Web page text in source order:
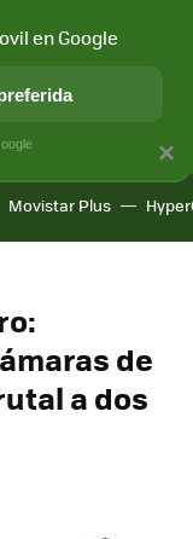
APLICACIONES
Movistar Plus
de
a dos
×
en Google